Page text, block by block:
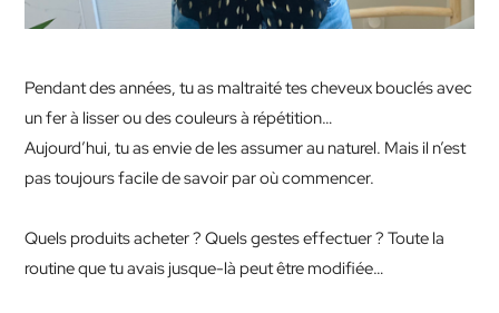
Pendant des années, tu as maltraité tes cheveux bouclés avec
un fer à lisser ou des couleurs à répétition…
Aujourd’hui, tu as envie de les assumer au naturel. Mais il n’est
pas toujours facile de savoir par où commencer.
Quels produits acheter ? Quels gestes effectuer ? Toute la
routine que tu avais jusque-là peut être modifiée…